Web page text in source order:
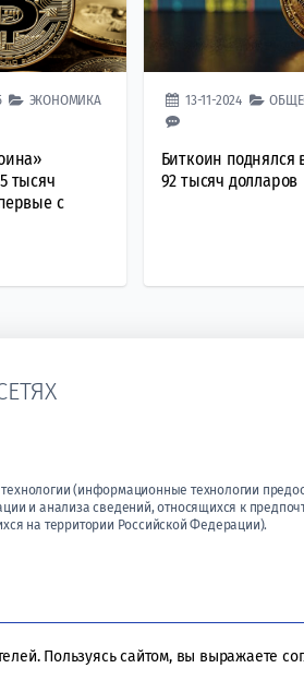
ЭКОНОМИКА
тысяч
с
13-11-2024
Биткоин поднялся
92 тысяч долларов
(информационные технологии
и анализа сведений, относящихся к
на территории Российской Федерации).
Пользуясь сайтом, вы выражаете